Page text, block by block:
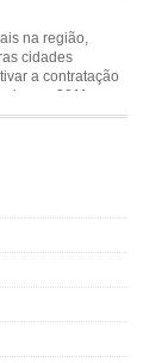
musicais. Local:
na região,
cidades
a contratação
em 2011 a
sua tradição